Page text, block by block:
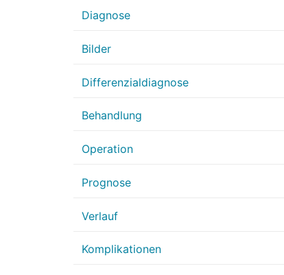
Diagnose
Bilder
Differenzialdiagnose
Behandlung
Operation
Prognose
Verlauf
Komplikationen